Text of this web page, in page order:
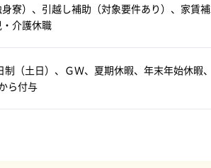
寮）、引越し補助（対象要件あり）、家賃
・介護休職
（土日）、ＧＷ、夏期休暇、年末年始休暇
ら付与